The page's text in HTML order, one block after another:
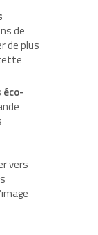
de
de plus
éco-
vers